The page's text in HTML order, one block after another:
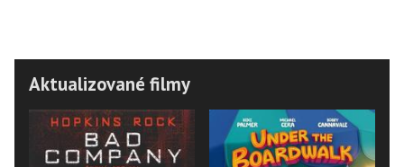
Aktualizované filmy